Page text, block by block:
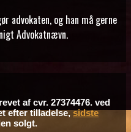
advokaten, og han må gerne
Advokatnævn.
af cvr. 27374476. ved
efter tilladelse,sidste
solgt.